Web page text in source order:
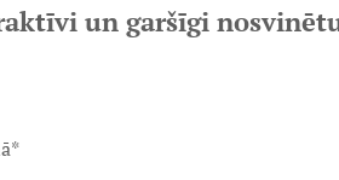
un garšīgi nosvinētu